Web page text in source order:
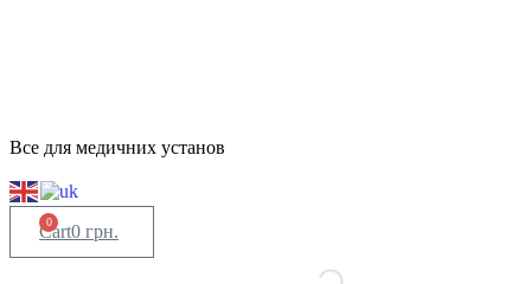
Все для медичних установ
0 грн.
0
Cart